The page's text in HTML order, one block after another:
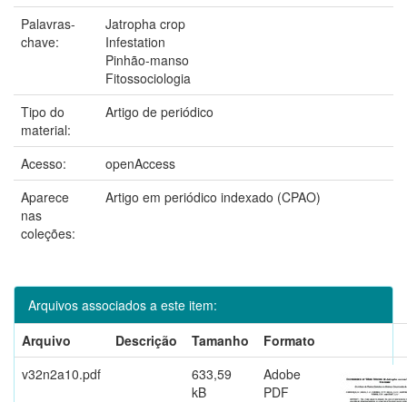
Palavras-
chave:
Jatropha crop
Infestation
Pinhão-manso
Fitossociologia
Tipo do
material:
Artigo de periódico
Acesso:
openAccess
Aparece
nas
coleções:
Artigo em periódico indexado (CPAO)
Arquivos associados a este item:
Arquivo
Descrição Tamanho
Formato
v32n2a10.pdf
633,59
kB
Adobe
PDF